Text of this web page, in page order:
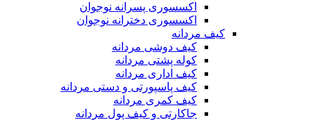
اکسسوری پسرانه نوجوان
اکسسوری دخترانه نوجوان
کیف مردانه
کیف دوشی مردانه
کوله پشتی مردانه
کیف اداری مردانه
کیف پاسپورتی و دستی مردانه
کیف کمری مردانه
جاکارتی و کیف پول مردانه